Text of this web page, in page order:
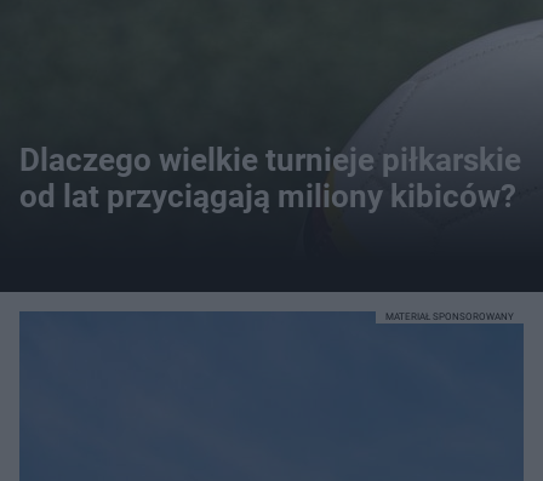
Dlaczego wielkie turnieje piłkarskie
od lat przyciągają miliony kibiców?
MATERIAŁ SPONSOROWANY